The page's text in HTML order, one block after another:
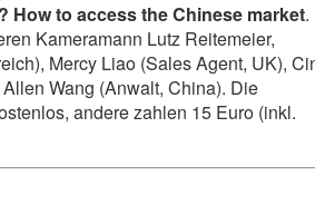
How to access the Chinese market.
Kameramann Lutz Reitemeier,
Mercy Liao (Sales Agent, UK),
Wang (Anwalt, China). Die
andere zahlen 15 Euro (inkl.